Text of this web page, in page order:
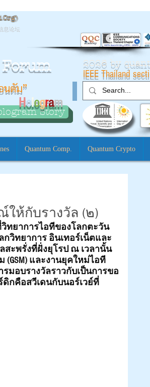
息论坛
2026 by
IEEE Thailand
นตัม”
Story
Hologram
Quantum Comp. Quantum Crypto
ณ์ให้กับรางวัล (๒)
ทยาการไอทีของโลกตะวัน
วิทยาการ อินเทอร์เน็ตและ
สะพรั่งที่ฝั่งยุโรป ณ เวลานั้น
และงานยุคใหม่ไอที
มอบรางวัลราวกับเป็นการขอ
กคือสวีเดนกับนอร์เวย์ที่